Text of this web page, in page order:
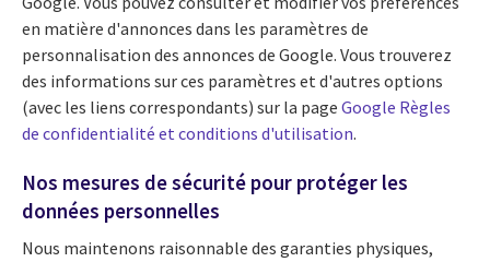
en matière d'annonces dans les paramètres de
personnalisation des annonces de Google. Vous trouverez
des informations sur ces paramètres et d'autres options
(avec les liens correspondants) sur la page Google Règles
de confidentialité et conditions d'utilisation.
Nos mesures de sécurité pour protéger les
données personnelles
Nous maintenons raisonnable des garanties physiques,